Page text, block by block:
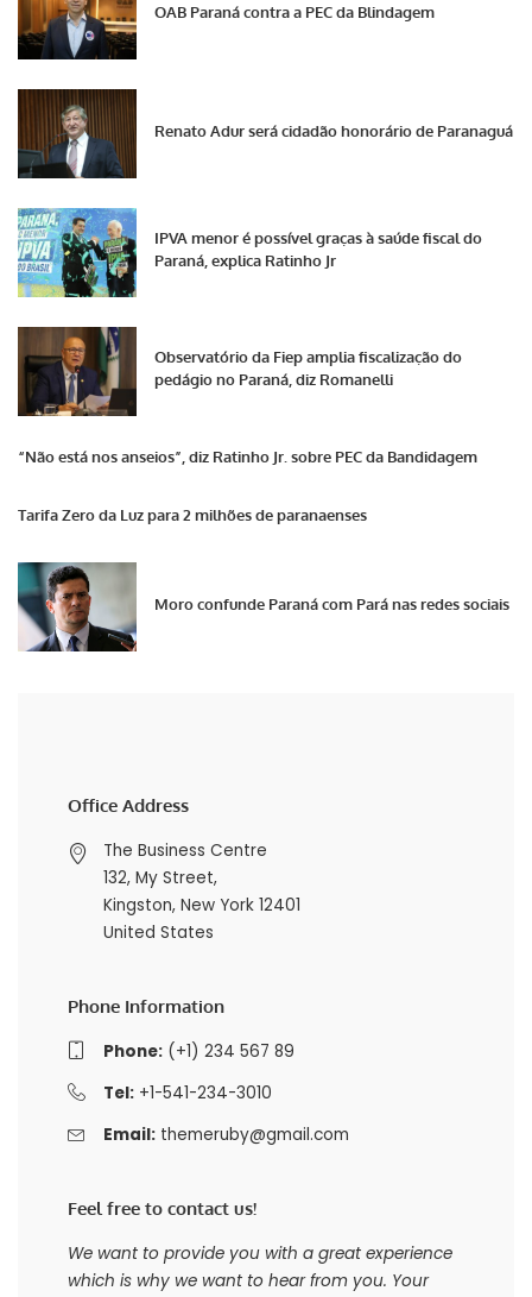
OAB Paraná contra a PEC da Blindagem
Renato Adur será cidadão honorário de Paranaguá
IPVA menor é possível graças à saúde fiscal do
Paraná, explica Ratinho Jr
Observatório da Fiep amplia fiscalização do
pedágio no Paraná, diz Romanelli
“Não está nos anseios”, diz Ratinho Jr. sobre PEC da Bandidagem
Tarifa Zero da Luz para 2 milhões de paranaenses
Moro confunde Paraná com Pará nas redes sociais
Office Address
The Business Centre
132, My Street,
Kingston, New York 12401
United States
Phone Information
Phone:(+1) 234 567 89
Tel:+1-541-234-3010
Email: themeruby@gmail.com
Feel free to contact us!
We want to provide you with a great experience
which is why we want to hear from you. Your